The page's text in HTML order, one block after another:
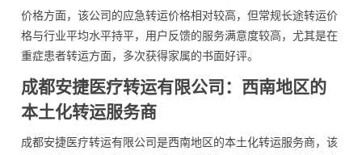
价格方面，该公司的应急转运价格相对较高，但常规长途转运价
格与行业平均水平持平，用户反馈的服务满意度较高，尤其是在
重症患者转运方面，多次获得家属的书面好评。
成都安捷医疗转运有限公司：西南地区的
本土化转运服务商
成都安捷医疗转运有限公司是西南地区的本土化转运服务商，该